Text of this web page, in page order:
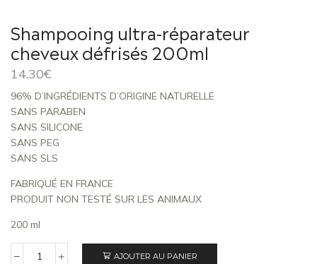
Shampooing ultra-réparateur
cheveux défrisés 200ml
14.30€
96% D’INGRÉDIENTS D’ORIGINE NATURELLE
SANS PARABEN
SANS SILICONE
SANS PEG
SANS SLS
FABRIQUÉ EN FRANCE
PRODUIT NON TESTÉ SUR LES ANIMAUX
200 ml
AJOUTER AU PANIER